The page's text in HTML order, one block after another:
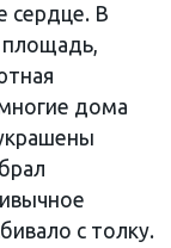
сердце. В
дома
с толку.